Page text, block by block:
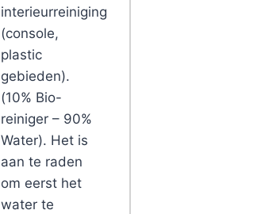
interieurreiniging
(console,
plastic
gebieden).
(10% Bio-
reiniger – 90%
Water). Het is
aan te raden
om eerst het
water te